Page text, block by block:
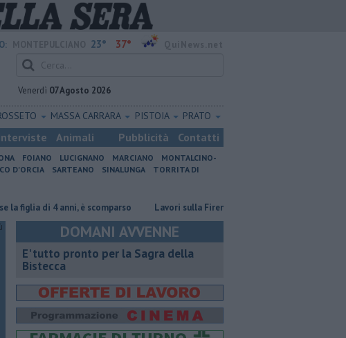
23° 37°
Venerdì 07 Agosto 2026
MASSA CARRARA PISTOIA PRATO
Animali Pubblicità Contatti
FOIANO LUCIGNANO MARCIANO
MONTALCINO-
D'ORCIA SARTEANO SINALUNGA
TORRITA DI
di 4 anni, è scomparso Lavori sulla Firenze-Roma, i treni cambiano orario
DOMANI AVVENNE
E' tutto pronto per la Sagra della
Bistecca